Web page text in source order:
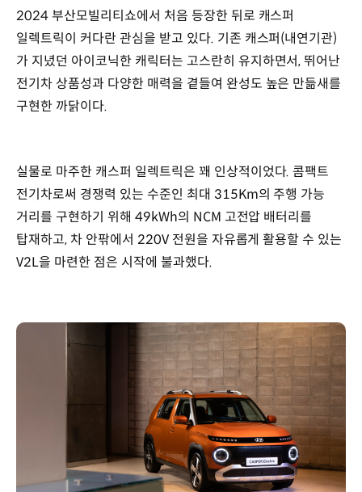
2024 부산모빌리티쇼에서 처음 등장한 뒤로 캐스퍼
일렉트릭이 커다란 관심을 받고 있다. 기존 캐스퍼(내연기관)
가 지녔던 아이코닉한 캐릭터는 고스란히 유지하면서, 뛰어난
전기차 상품성과 다양한 매력을 곁들여 완성도 높은 만듦새를
구현한 까닭이다.
실물로 마주한 캐스퍼 일렉트릭은 꽤 인상적이었다. 콤팩트
전기차로써 경쟁력 있는 수준인 최대 315Km의 주행 가능
거리를 구현하기 위해 49kWh의 NCM 고전압 배터리를
탑재하고, 차 안팎에서 220V 전원을 자유롭게 활용할 수 있는
V2L을 마련한 점은 시작에 불과했다.